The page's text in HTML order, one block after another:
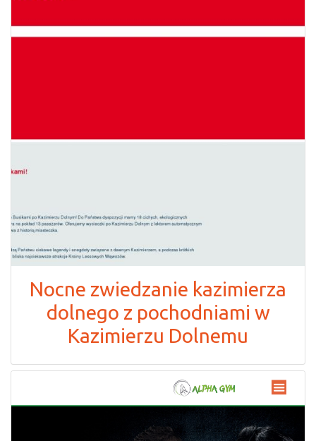
Nocne zwiedzanie kazimierza
dolnego z pochodniami w
Kazimierzu Dolnemu